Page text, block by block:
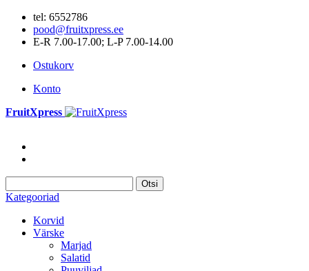
tel: 6552786
pood@fruitxpress.ee
E-R 7.00-17.00; L-P 7.00-14.00
Ostukorv
Konto
FruitXpress
Otsi
Kategooriad
Korvid
Värske
Marjad
Salatid